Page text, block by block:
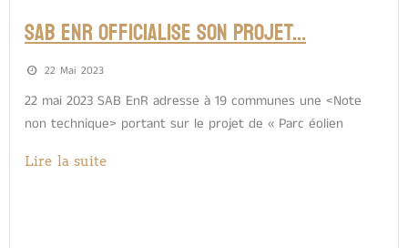
SAB ENR OFFICIALISE SON PROJET…
22 Mai 2023
22 mai 2023 SAB EnR adresse à 19 communes une <Note
non technique> portant sur le projet de « Parc éolien
Lire la suite